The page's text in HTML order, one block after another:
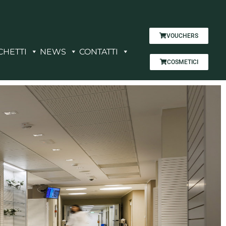
NEWS CONTATTI
VOUCHERS
COSMETICI